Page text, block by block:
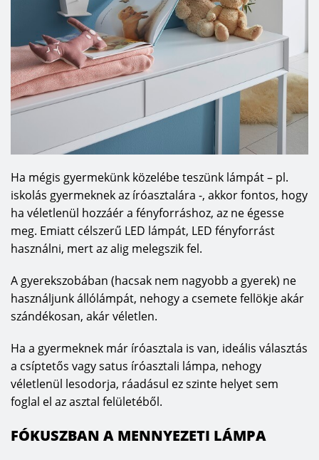
cég szlogenje „világos”-an közvetíti is:
my light my style – az én lámpám az én stílusom
Nézzenek be hozzánk!
Ha mégis gyermekünk közelébe teszünk lámpát – pl.
iskolás gyermeknek az íróasztalára -, akkor fontos, hogy
ha véletlenül hozzáér a fényforráshoz, az ne égesse
meg. Emiatt célszerű LED lámpát, LED fényforrást
használni, mert az alig melegszik fel.
A gyerekszobában (hacsak nem nagyobb a gyerek) ne
használjunk állólámpát, nehogy a csemete fellökje akár
szándékosan, akár véletlen.
Ha a gyermeknek már íróasztala is van, ideális választás
a csíptetős vagy satus íróasztali lámpa, nehogy
véletlenül lesodorja, ráadásul ez szinte helyet sem
foglal el az asztal felületéből.
FÓKUSZBAN A MENNYEZETI LÁMPA